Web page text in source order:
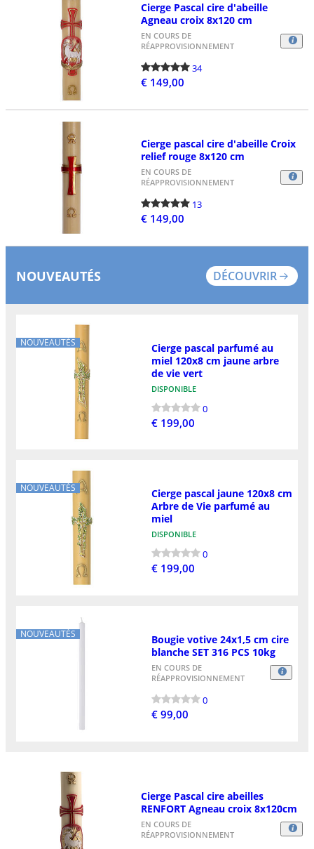
Cierge Pascal cire d'abeille
Agneau croix 8x120 cm
EN COURS DE
RÉAPPROVISIONNEMENT
34
€ 149,00
Cierge pascal cire d'abeille Croix
relief rouge 8x120 cm
EN COURS DE
RÉAPPROVISIONNEMENT
13
€ 149,00
NOUVEAUTÉS DÉCOUVRIR
NOUVEAUTÉS
Cierge pascal parfumé au
miel 120x8 cm jaune arbre
de vie vert
DISPONIBLE
0
€ 199,00
NOUVEAUTÉS
Cierge pascal jaune 120x8 cm
Arbre de Vie parfumé au
miel
DISPONIBLE
0
€ 199,00
NOUVEAUTÉS
Bougie votive 24x1,5 cm cire
blanche SET 316 PCS 10kg
EN COURS DE
RÉAPPROVISIONNEMENT
0
€ 99,00
Cierge Pascal cire abeilles
RENFORT Agneau croix 8x120cm
EN COURS DE
RÉAPPROVISIONNEMENT